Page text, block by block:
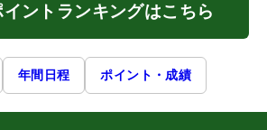
ントランキングはこちら
年間日程 ポイント・成績